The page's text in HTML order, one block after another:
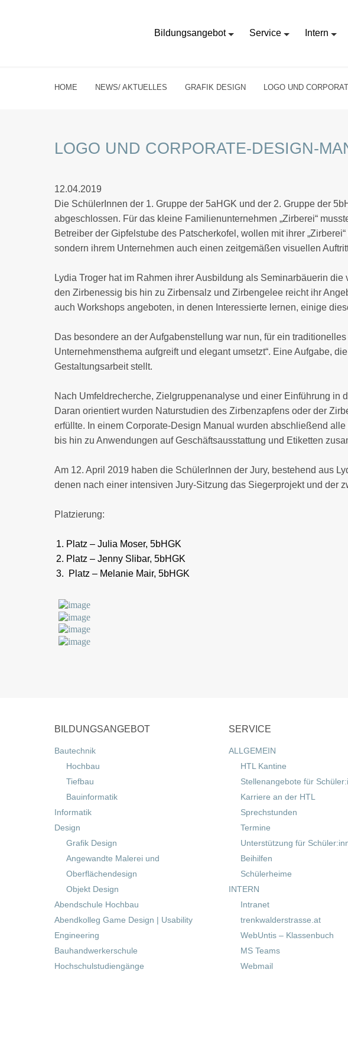
Bildungsangebot Service Intern
HOME NEWS/ AKTUELLES GRAFIK DESIGN LOGO UND
LOGO UND CORPORATE-DESIGN-
12.04.2019
Die SchülerInnen der 1. Gruppe der 5aHGK und der 2. Gruppe der
abgeschlossen. Für das kleine Familienunternehmen „Zirberei“
Betreiber der Gipfelstube des Patscherkofel, wollen mit ihrer
sondern ihrem Unternehmen auch einen zeitgemäßen visuellen
Lydia Troger hat im Rahmen ihrer Ausbildung als Seminarbäuerin
den Zirbenessig bis hin zu Zirbensalz und Zirbengelee reicht ihr
auch Workshops angeboten, in denen Interessierte lernen, einige
Das besondere an der Aufgabenstellung war nun, für ein
Unternehmensthema aufgreift und elegant umsetzt“. Eine Aufgabe,
Gestaltungsarbeit stellt.
Nach Umfeldrecherche, Zielgruppenanalyse und einer Einführung in
Daran orientiert wurden Naturstudien des Zirbenzapfens oder der
erfüllte. In einem Corporate-Design Manual wurden abschließend
bis hin zu Anwendungen auf Geschäftsausstattung und Etiketten
Am 12. April 2019 haben die SchülerInnen der Jury, bestehend aus
denen nach einer intensiven Jury-Sitzung das Siegerprojekt und der
Platzierung:
Platz – Julia Moser, 5bHGK
Platz – Jenny Slibar, 5bHGK
Platz – Melanie Mair, 5bHGK
BILDUNGSANGEBOT
Bautechnik
Hochbau
Tiefbau
Bauinformatik
Informatik
Design
Grafik Design
Angewandte Malerei und
Oberflächendesign
Objekt Design
Abendschule Hochbau
Abendkolleg Game Design | Usability
Engineering
Bauhandwerkerschule
Hochschulstudiengänge
SERVICE
ALLGEMEIN
HTL Kantine
Stellenangebote für
Karriere an der HTL
Sprechstunden
Termine
Unterstützung für
Beihilfen
Schülerheime
INTERN
Intranet
trenkwalderstrasse.at
WebUntis – Klassenbuch
MS Teams
Webmail